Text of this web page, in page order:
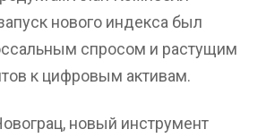
нового индекса был
спросом и растущим
к цифровым активам.
новый инструмент